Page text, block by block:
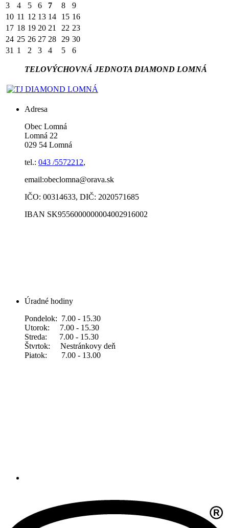
3
4 5 6 7 8
9
10 11 12 13 14 15 16
17 18 19 20 21 22 23
24 25 26 27 28 29 30
31 1 2 3 4 5 6
TELOVÝCHOVNÁ JEDNOTA DIAMOND LOMNÁ
Adresa
Obec Lomná
Lomná 22
029 54 Lomná
tel.: 043 /5572212,
email:obeclomna@orava.sk
IČO: 00314633, DIČ: 2020571685
IBAN SK9556000000004002916002
Úradné hodiny
Pondelok: 7.00 - 15.30
Utorok: 7.00 - 15.30
Streda: 7.00 - 15.30
Štvrtok: Nestránkovy deň
Piatok: 7.00 - 13.00